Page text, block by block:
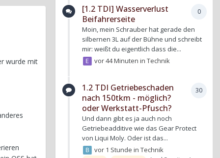
wurde mit
0
[1.2 TDI] Wasserverlust
Beifahrerseite
Moin, mein Schrauber hat gerade den
silbernen 3L auf der Bühne und schreibt
mir: weißt du eigentlich dass die...
vor 44 MinuteninTechnik
30
1.2 TDI Getriebeschaden
nach 150tkm - möglich?
oder Werkstatt-Pfusch?
Und dann gibt es ja auch noch
Getriebeadditive wie das Gear Protect
von Liqui Moly. Oder ist das...
vor 1 Stunde inTechnik